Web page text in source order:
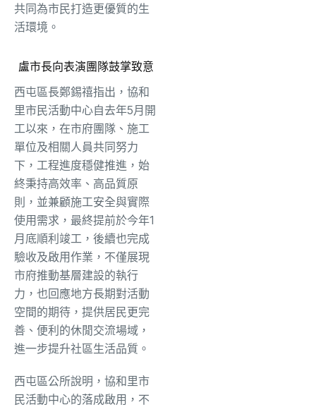
共同為市民打造更優質的生
活環境。
盧市長向表演團隊鼓掌致意
西屯區長鄭錫禧指出，協和
里市民活動中心自去年5月開
工以來，在市府團隊、施工
單位及相關人員共同努力
下，工程進度穩健推進，始
終秉持高效率、高品質原
則，並兼顧施工安全與實際
使用需求，最終提前於今年1
月底順利竣工，後續也完成
驗收及啟用作業，不僅展現
市府推動基層建設的執行
力，也回應地方長期對活動
空間的期待，提供居民更完
善、便利的休閒交流場域，
進一步提升社區生活品質。
西屯區公所說明，協和里市
民活動中心的落成啟用，不